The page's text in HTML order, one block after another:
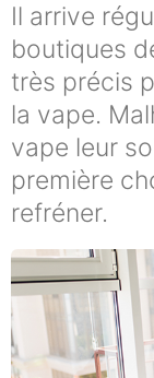
Il arrive
boutiques
très précis
la vape.
vape leur
première
refréner.